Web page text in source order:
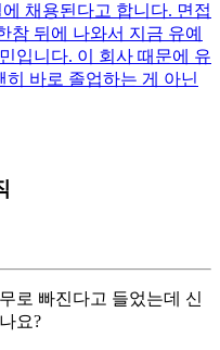
채용된다고 합니다. 면접
참 뒤에 나와서 지금 유예
입니다. 이 회사 때문에 유
바로 졸업하는 게 아닌
로 빠진다고 들었는데 신
요?